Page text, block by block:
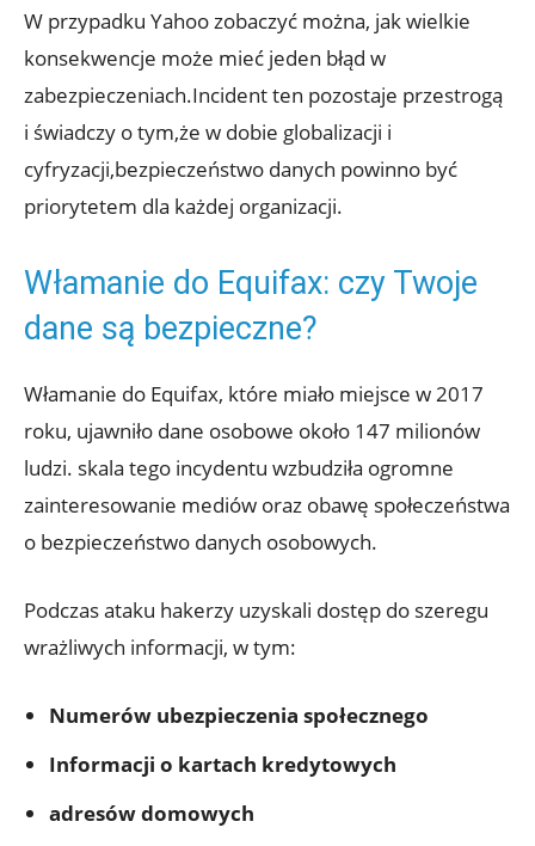
W przypadku Yahoo zobaczyć można, ⁢jak wielkie
konsekwencje może mieć jeden ⁤błąd w
zabezpieczeniach.Incident‌ ten pozostaje przestrogą⁤
i świadczy o tym,że‍ w dobie globalizacji​ i‍
cyfryzacji,bezpieczeństwo danych powinno być
priorytetem⁤ dla ⁣każdej organizacji.
Włamanie do Equifax: ​czy Twoje
dane są bezpieczne?
Włamanie‍ do Equifax, które miało miejsce w⁢ 2017
roku, ujawniło dane osobowe około ​147 milionów
‌ludzi. skala tego incydentu ‍wzbudziła ogromne‍
zainteresowanie mediów oraz obawę społeczeństwa
o⁣ bezpieczeństwo danych osobowych.
Podczas ​ataku hakerzy uzyskali dostęp do‍ szeregu⁤
wrażliwych informacji, w tym:
Numerów ubezpieczenia społecznego
Informacji ⁣o kartach kredytowych
adresów domowych